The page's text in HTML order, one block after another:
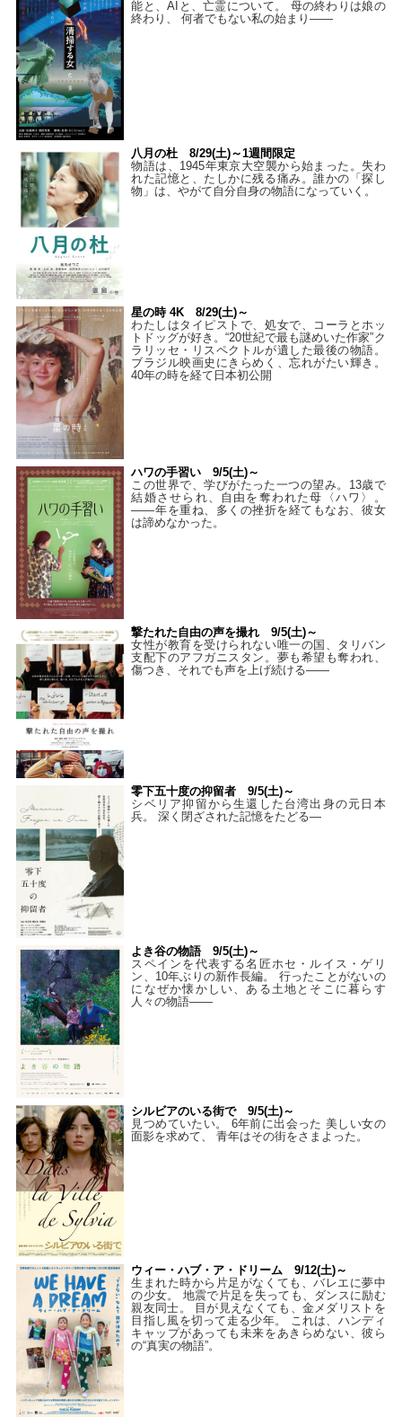
能と、AIと、亡霊について。 母の終わりは娘の
終わり、 何者でもない私の始まり――
八月の杜 8/29(土)～1週間限定
物語は、1945年東京大空襲から始まった。失わ
れた記憶と、たしかに残る痛み。誰かの「探し
物」は、やがて自分自身の物語になっていく。
星の時 4K 8/29(土)～
わたしはタイピストで、処⼥で、コーラとホッ
トドッグが好き。“20世紀で最も謎めいた作家”ク
ラリッセ・リスペクトルが遺した最後の物語。
ブラジル映画史にきらめく、忘れがたい輝き。
40年の時を経て⽇本初公開
ハワの手習い 9/5(土)～
この世界で、学びがたった一つの望み。13歳で
結婚させられ、自由を奪われた母〈ハワ〉。
——年を重ね、多くの挫折を経てもなお、彼女
は諦めなかった。
撃たれた自由の声を撮れ 9/5(土)～
女性が教育を受けられない唯一の国、タリバン
支配下のアフガニスタン。夢も希望も奪われ、
傷つき、それでも声を上げ続ける——
零下五十度の抑留者 9/5(土)～
シベリア抑留から生還した台湾出身の元日本
兵。 深く閉ざされた記憶をたどる—
よき谷の物語 9/5(土)～
スペインを代表する名匠ホセ・ルイス・ゲリ
ン、10年ぶりの新作長編。 行ったことがないの
になぜか懐かしい、ある土地とそこに暮らす
人々の物語――
シルビアのいる街で 9/5(土)～
見つめていたい。 6年前に出会った 美しい女の
面影を求めて、 青年はその街をさまよった。
ウィー・ハブ・ア・ドリーム 9/12(土)～
生まれた時から片足がなくても、バレエに夢中
の少女。 地震で片足を失っても、ダンスに励む
親友同士。 目が見えなくても、金メダリストを
目指し風を切って走る少年。 これは、ハンディ
キャップがあっても未来をあきらめない、彼ら
の“真実の物語”。